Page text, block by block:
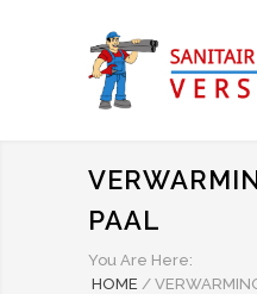
PAAL
You Are Here:
HOME /